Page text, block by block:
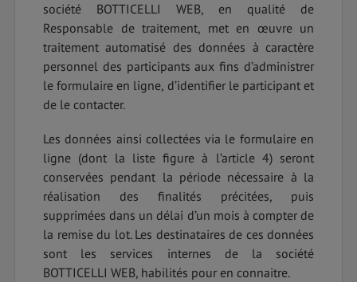
société BOTTICELLI WEB, en qualité de
Responsable de traitement, met en œuvre un
traitement automatisé des données à caractère
personnel des participants aux fins d’administrer
le formulaire en ligne, d’identifier le participant et
de le contacter.
Les données ainsi collectées via le formulaire en
ligne (dont la liste figure à l’article 4) seront
conservées pendant la période nécessaire à la
réalisation des finalités précitées, puis
supprimées dans un délai d’un mois à compter de
la remise du lot. Les destinataires de ces données
sont les services internes de la société
BOTTICELLI WEB, habilités pour en connaitre.